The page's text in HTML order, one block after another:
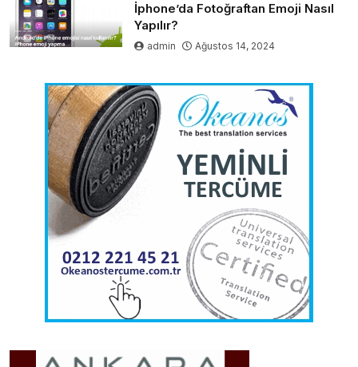
İphone’da Fotoğraftan Emoji Nasıl
Yapılır?
admin Ağustos 14, 2024